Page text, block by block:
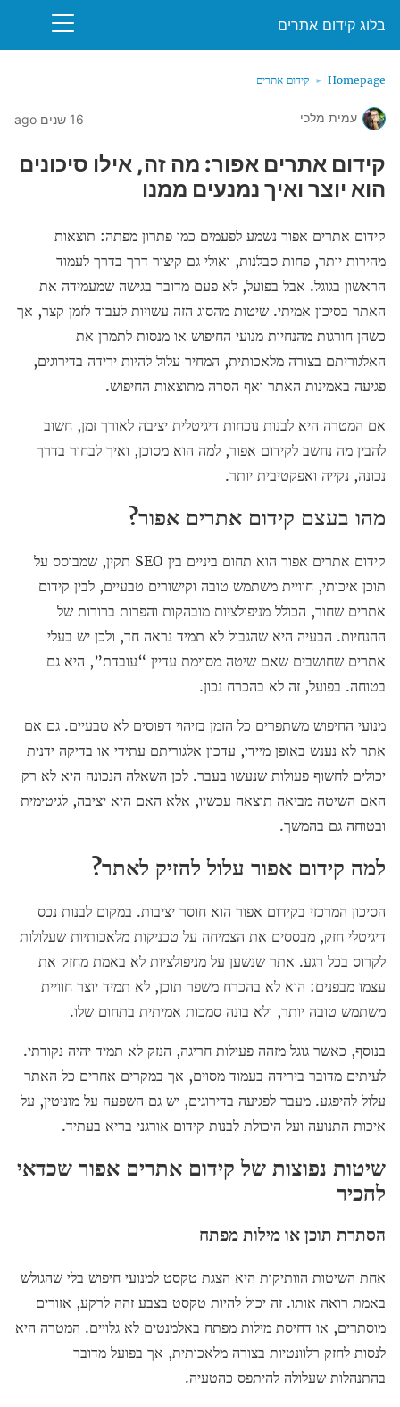
בלוג קידום אתרים
Homepage קידום אתרים
עמית מלכי 16 שנים ago
קידום אתרים אפור: מה זה, אילו סיכונים
הוא יוצר ואיך נמנעים ממנו
קידום אתרים אפור נשמע לפעמים כמו פתרון מפתה: תוצאות
מהירות יותר, פחות סבלנות, ואולי גם קיצור דרך בדרך לעמוד
הראשון בגוגל. אבל בפועל, לא פעם מדובר בגישה שמעמידה את
האתר בסיכון אמיתי. שיטות מהסוג הזה עשויות לעבוד לזמן קצר, אך
כשהן חורגות מהנחיות מנועי החיפוש או מנסות לתמרן את
האלגוריתם בצורה מלאכותית, המחיר עלול להיות ירידה בדירוגים,
פגיעה באמינות האתר ואף הסרה מתוצאות החיפוש.
אם המטרה היא לבנות נוכחות דיגיטלית יציבה לאורך זמן, חשוב
להבין מה נחשב לקידום אפור, למה הוא מסוכן, ואיך לבחור בדרך
נכונה, נקייה ואפקטיבית יותר.
מהו בעצם קידום אתרים אפור?
קידום אתרים אפור הוא תחום ביניים בין SEO תקין, שמבוסס על
תוכן איכותי, חוויית משתמש טובה וקישורים טבעיים, לבין קידום
אתרים שחור, הכולל מניפולציות מובהקות והפרות ברורות של
ההנחיות. הבעיה היא שהגבול לא תמיד נראה חד, ולכן יש בעלי
אתרים שחושבים שאם שיטה מסוימת עדיין “עובדת”, היא גם
בטוחה. בפועל, זה לא בהכרח נכון.
מנועי החיפוש משתפרים כל הזמן בזיהוי דפוסים לא טבעיים. גם אם
אתר לא נענש באופן מיידי, עדכון אלגוריתם עתידי או בדיקה ידנית
יכולים לחשוף פעולות שנעשו בעבר. לכן השאלה הנכונה היא לא רק
האם השיטה מביאה תוצאה עכשיו, אלא האם היא יציבה, לגיטימית
ובטוחה גם בהמשך.
למה קידום אפור עלול להזיק לאתר?
הסיכון המרכזי בקידום אפור הוא חוסר יציבות. במקום לבנות נכס
דיגיטלי חזק, מבססים את הצמיחה על טכניקות מלאכותיות שעלולות
לקרוס בכל רגע. אתר שנשען על מניפולציות לא באמת מחזק את
עצמו מבפנים: הוא לא בהכרח משפר תוכן, לא תמיד יוצר חוויית
משתמש טובה יותר, ולא בונה סמכות אמיתית בתחום שלו.
בנוסף, כאשר גוגל מזהה פעילות חריגה, הנזק לא תמיד יהיה נקודתי.
לעיתים מדובר בירידה בעמוד מסוים, אך במקרים אחרים כל האתר
עלול להיפגע. מעבר לפגיעה בדירוגים, יש גם השפעה על מוניטין, על
איכות התנועה ועל היכולת לבנות קידום אורגני בריא בעתיד.
שיטות נפוצות של קידום אתרים אפור שכדאי
להכיר
הסתרת תוכן או מילות מפתח
אחת השיטות הוותיקות היא הצגת טקסט למנועי חיפוש בלי שהגולש
באמת רואה אותו. זה יכול להיות טקסט בצבע זהה לרקע, אזורים
מוסתרים, או דחיסת מילות מפתח באלמנטים לא גלויים. המטרה היא
לנסות לחזק רלוונטיות בצורה מלאכותית, אך בפועל מדובר
בהתנהלות שעלולה להיתפס כהטעיה.